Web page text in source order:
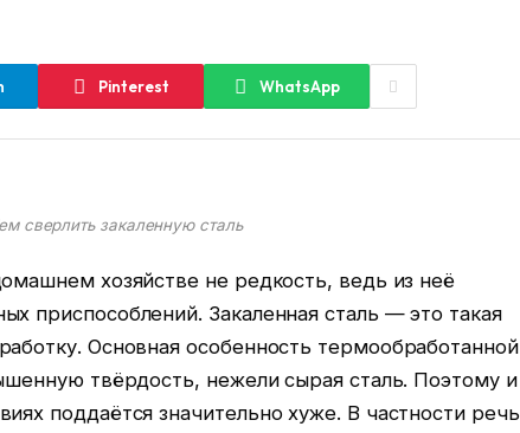
Pinterest WhatsApp
сверлить закаленную сталь
хозяйстве не редкость, ведь из неё
приспособлений. Закаленная сталь — это такая
Основная особенность термообработанной
твёрдость, нежели сырая сталь. Поэтому и
поддаётся значительно хуже. В частности речь